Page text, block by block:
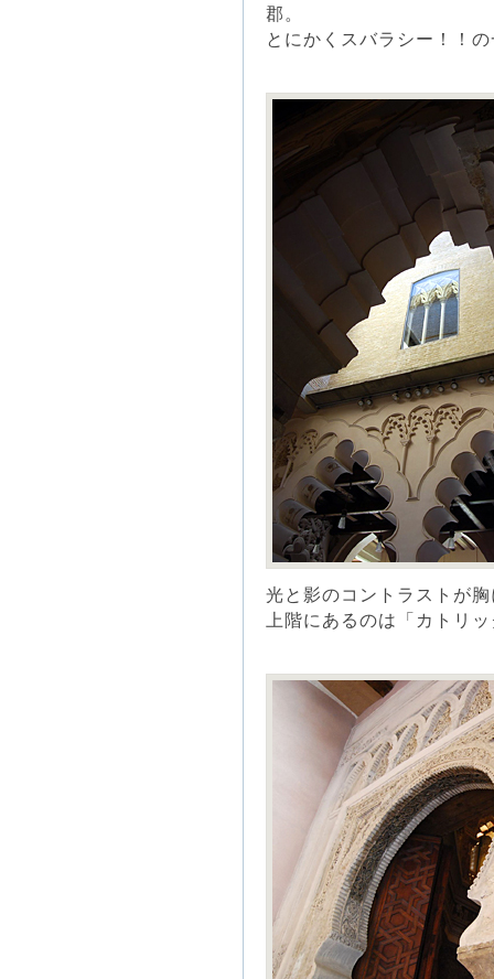
郡。
とにかくスバラシー！！
光と影のコントラストが
上階にあるのは「カトリ